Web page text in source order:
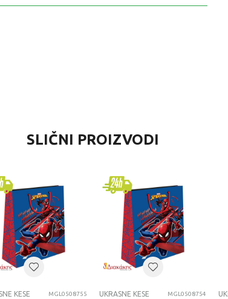
Ukrasne kese
Ukrasne kese
univerzalno
svi uzrasti
UKRASNE KESE
SLIČNI PROIZVODI
KESE MGL0508755 UKRASNE KESE MGL0508754